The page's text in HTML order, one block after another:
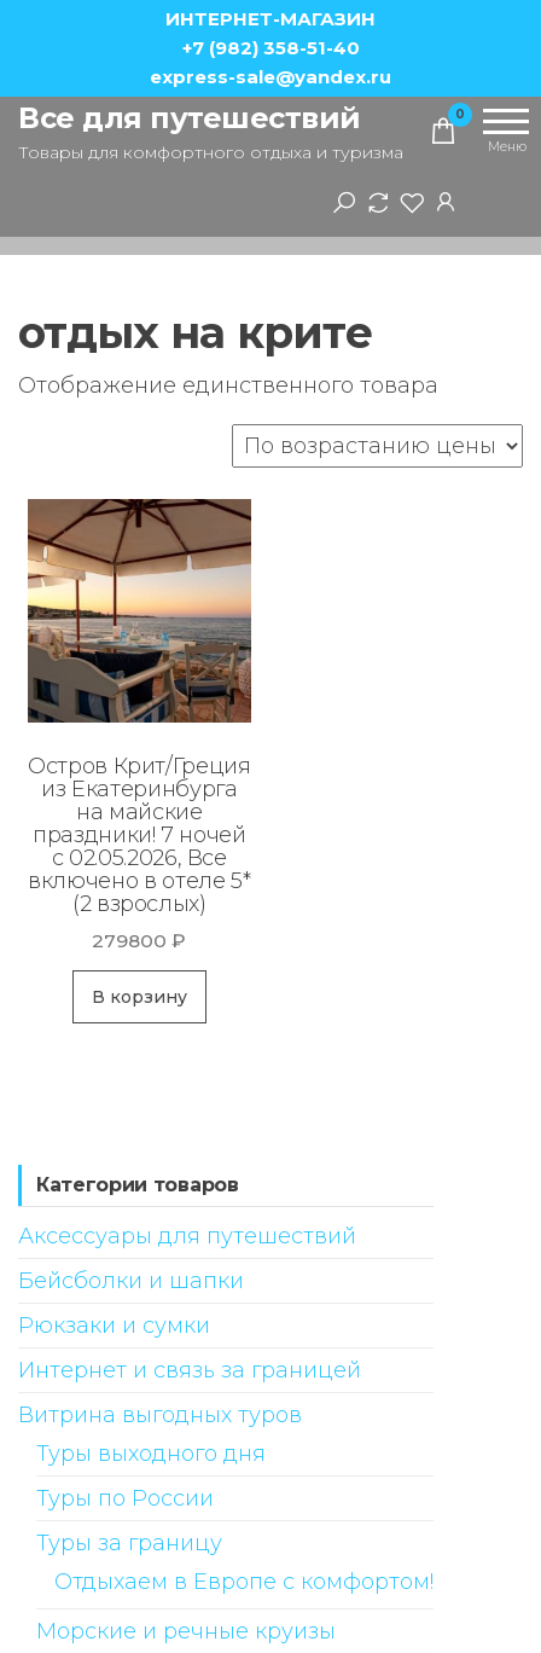
содержимому
ИНТЕРНЕТ-МАГАЗИН
+7 (982) 358-51-40
express-sale@yandex.ru
Все для путешествий
Товары для комфортного отдыха и туризма
0
Меню
отдых на крите
Отображение единственного товара
Остров Крит/Греция
из Екатеринбурга
на майские
праздники! 7 ночей
с 02.05.2026, Все
включено в отеле 5*
(2 взрослых)
279800₽
В корзину
Категории товаров
Аксессуары для путешествий
Бейсболки и шапки
Рюкзаки и сумки
Интернет и связь за границей
Витрина выгодных туров
Туры выходного дня
Туры по России
Туры за границу
Отдыхаем в Европе с комфортом!
Морские и речные круизы